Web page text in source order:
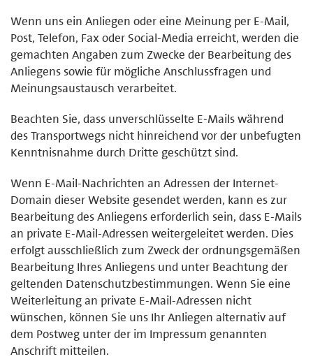
Wenn uns ein Anliegen oder eine Meinung per E-Mail,
Post, Telefon, Fax oder Social-Media erreicht, werden die
gemachten Angaben zum Zwecke der Bearbeitung des
Anliegens sowie für mögliche Anschlussfragen und
Meinungsaustausch verarbeitet.
Beachten Sie, dass unverschlüsselte E-Mails während
des Transportwegs nicht hinreichend vor der unbefugten
Kenntnisnahme durch Dritte geschützt sind.
Wenn E-Mail-Nachrichten an Adressen der Internet-
Domain dieser Website gesendet werden, kann es zur
Bearbeitung des Anliegens erforderlich sein, dass E-Mails
an private E-Mail-Adressen weitergeleitet werden. Dies
erfolgt ausschließlich zum Zweck der ordnungsgemäßen
Bearbeitung Ihres Anliegens und unter Beachtung der
geltenden Datenschutzbestimmungen. Wenn Sie eine
Weiterleitung an private E-Mail-Adressen nicht
wünschen, können Sie uns Ihr Anliegen alternativ auf
dem Postweg unter der im Impressum genannten
Anschrift mitteilen.